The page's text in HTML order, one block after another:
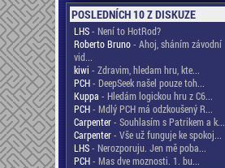
POSLEDNÍCH 10 Z DISKUZE
LHS- Není to HotRod?
Roberto Bruno- Ahoj, sháním závodní
vid...
kiwi - Zdravim, hledam hru, kte...
PCH- DeepSeek našel pouze toh...
Kuppa - Hledám logickou hru z C6...
PCH- Mdlý PCH má odzkoušený R...
Carpenter- Souhlasím s Patrikem a k...
Carpenter- Vše už funguje ke spokoj...
LHS- Nerozporuju. Jen mě poba...
PCH- Mas dve moznosti. 1. bu...